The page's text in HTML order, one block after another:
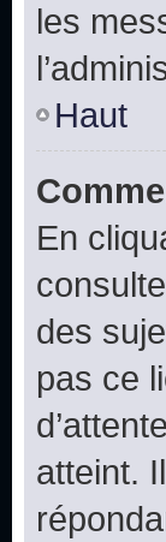
les
Haut
En
des
pas ce
atteint.